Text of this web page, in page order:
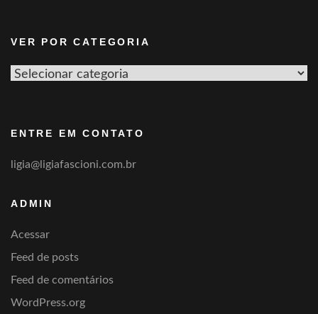
VER POR CATEGORIA
Ver
ENTRE EM CONTATO
ligia@ligiafascioni.com.br
ADMIN
Acessar
Feed de posts
Feed de comentários
WordPress.org